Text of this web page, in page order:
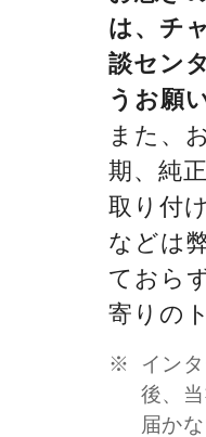
は、チ
談セン
うお願
また、
期、純
取り付
などは
ておら
寄りの
イン
後、
届か